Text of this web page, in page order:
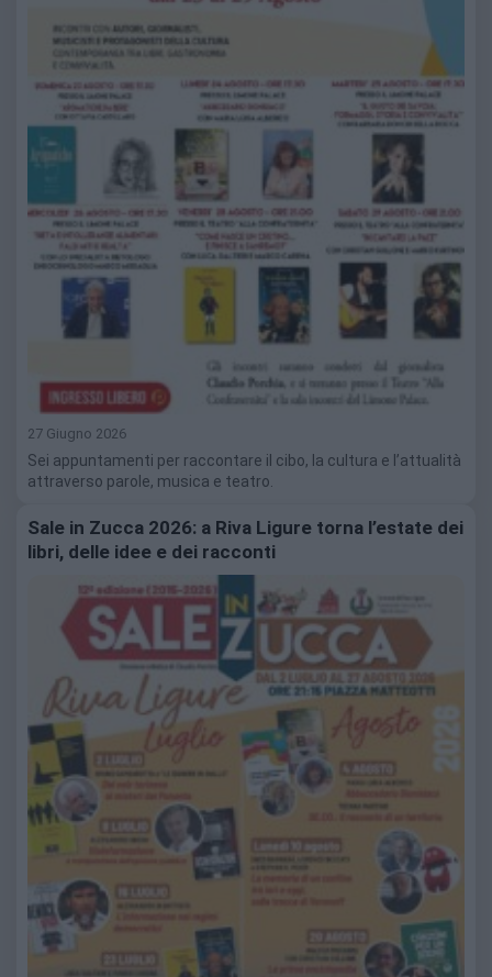
27 Giugno 2026
Sei appuntamenti per raccontare il cibo, la cultura e l’attualità
attraverso parole, musica e teatro.
Sale in Zucca 2026: a Riva Ligure torna l’estate dei
libri, delle idee e dei racconti